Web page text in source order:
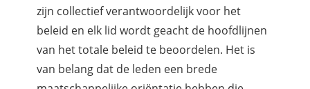
zijn collectief verantwoordelijk voor het
beleid en elk lid wordt geacht de hoofdlijnen
van het totale beleid te beoordelen. Het is
van belang dat de leden een brede